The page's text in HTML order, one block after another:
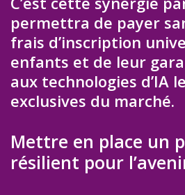
permettra de payer
frais d’inscription
enfants et de leur
aux technologies d’IA
exclusives du marché.
Mettre en place un
résilient pour